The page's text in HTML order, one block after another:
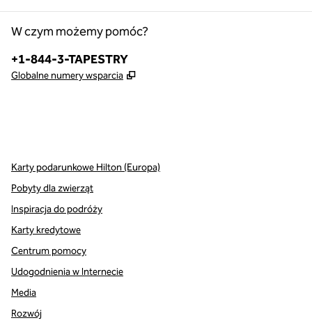
W czym możemy pomóc?
Telefon:
+1-844-3-TAPESTRY
Globalne numery wsparcia ,
Karty podarunkowe Hilton (Europa)
Pobyty dla zwierząt
Inspiracja do podróży
Karty kredytowe
Centrum pomocy
Udogodnienia w Internecie
Media
Rozwój